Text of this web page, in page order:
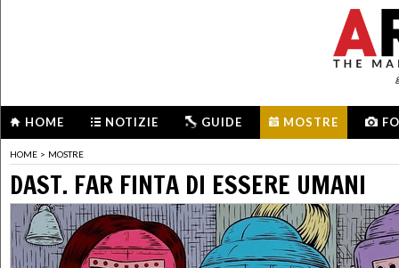
HOME NOTIZIE GUIDE MOSTRE
HOME > MOSTRE
DAST. FAR FINTA DI ESSERE UMANI